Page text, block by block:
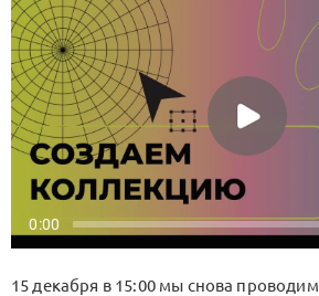
15 декабря в 15:00 мы снова проводим